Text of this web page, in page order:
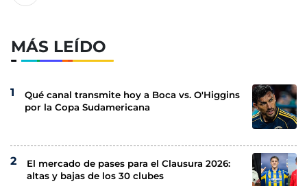
MÁS LEÍDO
Qué canal transmite hoy a Boca vs. O'Higgins
por la Copa Sudamericana
El mercado de pases para el Clausura 2026:
altas y bajas de los 30 clubes